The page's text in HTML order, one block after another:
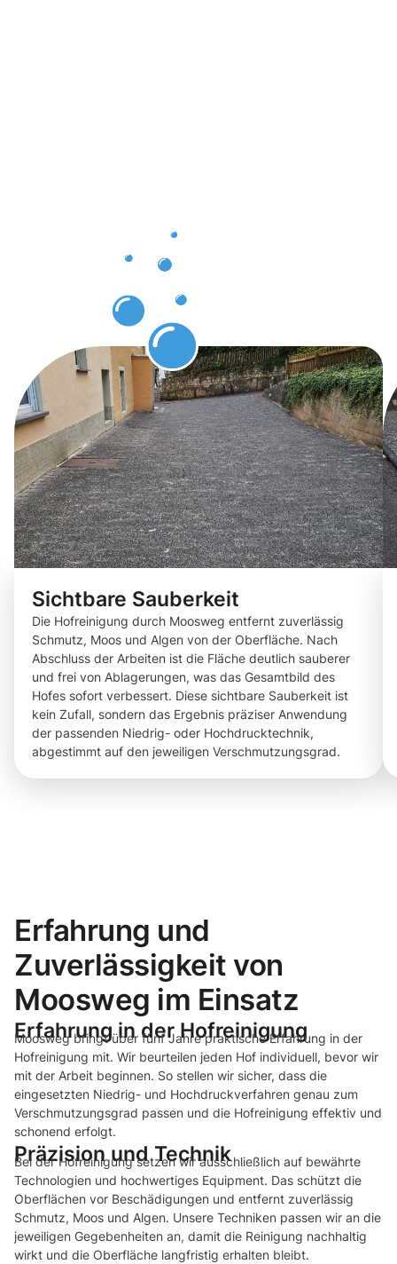
Sichtbare Sauberkeit
Die Hofreinigung durch Moosweg entfernt zuverlässig
Schmutz, Moos und Algen von der Oberfläche. Nach
Abschluss der Arbeiten ist die Fläche deutlich sauberer
und frei von Ablagerungen, was das Gesamtbild des
Hofes sofort verbessert. Diese sichtbare Sauberkeit ist
kein Zufall, sondern das Ergebnis präziser Anwendung
der passenden Niedrig- oder Hochdrucktechnik,
abgestimmt auf den jeweiligen Verschmutzungsgrad.
Erfahrung und
Zuverlässigkeit von
Moosweg im Einsatz
Erfahrung in der Hofreinigung
Moosweg bringt über fünf Jahre praktische Erfahrung in der
Hofreinigung mit. Wir beurteilen jeden Hof individuell, bevor wir
mit der Arbeit beginnen. So stellen wir sicher, dass die
eingesetzten Niedrig- und Hochdruckverfahren genau zum
Verschmutzungsgrad passen und die Hofreinigung effektiv und
schonend erfolgt.
Präzision und Technik
Bei der Hofreinigung setzen wir ausschließlich auf bewährte
Technologien und hochwertiges Equipment. Das schützt die
Oberflächen vor Beschädigungen und entfernt zuverlässig
Schmutz, Moos und Algen. Unsere Techniken passen wir an die
jeweiligen Gegebenheiten an, damit die Reinigung nachhaltig
wirkt und die Oberfläche langfristig erhalten bleibt.